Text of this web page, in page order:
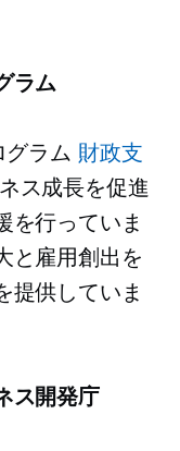
ラム
グラム 財政支
ス成長を促進
を行っていま
と雇用創出を
提供していま
ス開発庁